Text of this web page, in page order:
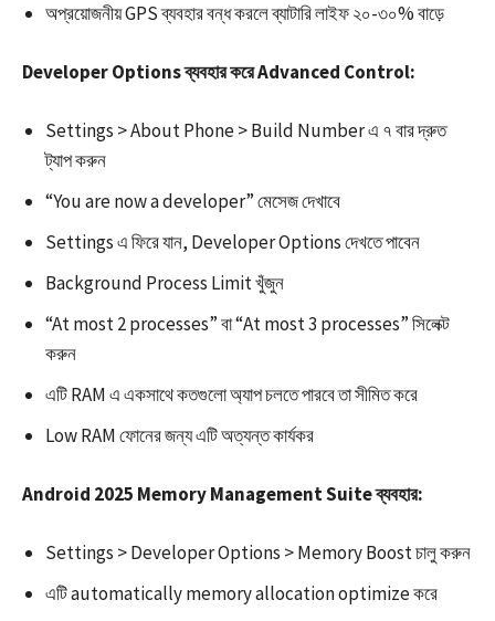
অপ্রয়োজনীয় GPS ব্যবহার বন্ধ করলে ব্যাটারি লাইফ ২০-৩০% বাড়ে​
Developer Options ব্যবহার করে Advanced Control:
Settings > About Phone > Build Number এ ৭ বার দ্রুত
ট্যাপ করুন
“You are now a developer” মেসেজ দেখাবে
Settings এ ফিরে যান, Developer Options দেখতে পাবেন
Background Process Limit খুঁজুন
“At most 2 processes” বা “At most 3 processes” সিলেক্ট
করুন​
এটি RAM এ একসাথে কতগুলো অ্যাপ চলতে পারবে তা সীমিত করে
Low RAM ফোনের জন্য এটি অত্যন্ত কার্যকর​​
Android 2025 Memory Management Suite ব্যবহার:
Settings > Developer Options > Memory Boost চালু করুন​
এটি automatically memory allocation optimize করে